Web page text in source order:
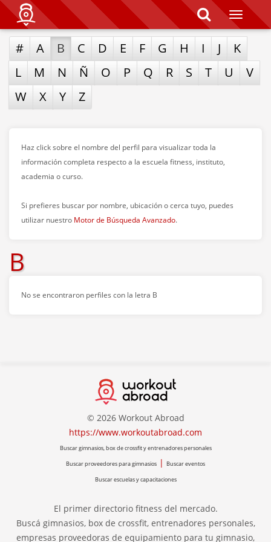
T
o
g
g
l
a
# A B C D E F G H I J
K
L
M N Ñ O P Q R S T U
V
W
X Y Z
Haz click sobre el nombre del perfil para visualizar toda la
información completa respecto a la escuela fitness, instituto,
academia o curso.
Si prefieres buscar por nombre, ubicación o cerca tuyo, puedes
utilizar nuestro Motor de Búsqueda Avanzado.
B
No se encontraron perfiles con la letra B
© 2026 Workout Abroad
https://www.workoutabroad.com
Buscar gimnasios, box de crossfit y entrenadores personales
Buscar proveedores para gimnasios |
Buscar eventos
Buscar escuelas y capacitaciones
El primer directorio fitness del mercado.
Buscá gimnasios, box de crossfit, entrenadores personales,
empresas proveedoras de equipamiento para tu gimnasio,